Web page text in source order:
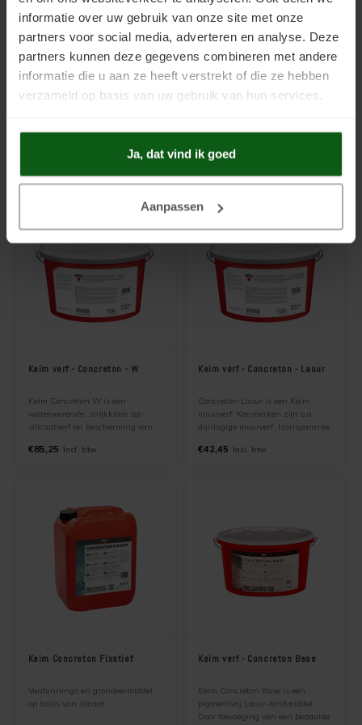
informatie over uw gebruik van onze site met onze
partners voor social media, adverteren en analyse. Deze
partners kunnen deze gegevens combineren met andere
informatie die u aan ze heeft verstrekt of die ze hebben
verzameld op basis van uw gebruik van hun services.
Ja, dat vind ik goed
Aanpassen
Verdunning voor Concreton-W, Concreton-W-Grof, Concreton-Lasur en
KEIM Contact-Plus.
Filters
Keim verf - Concreton - W
Keim Concreton W is een
waterwerende, strijkklare sol-
silicaatverf ter bescherming van
betonwanden in weg en
tegen waterindringing
€85,25 Incl. btw
Keim verf - Concreton - Lasur
Concreton-Lasur is een Keim
muurverf. Kenmerken zijn o.a.
dunlagige muurverf, transparante
muurverf voor beton. Ter creatie
€42,45 Incl. btw
Keim Concreton Fixatief
Verdunnings en grondeermiddel
op basis van silcaat
Keim verf - Concreton Base
Keim Concreton Base is een
pigmentvrij Lasur-bindmiddel.
Door toevoeging van een bepaalde